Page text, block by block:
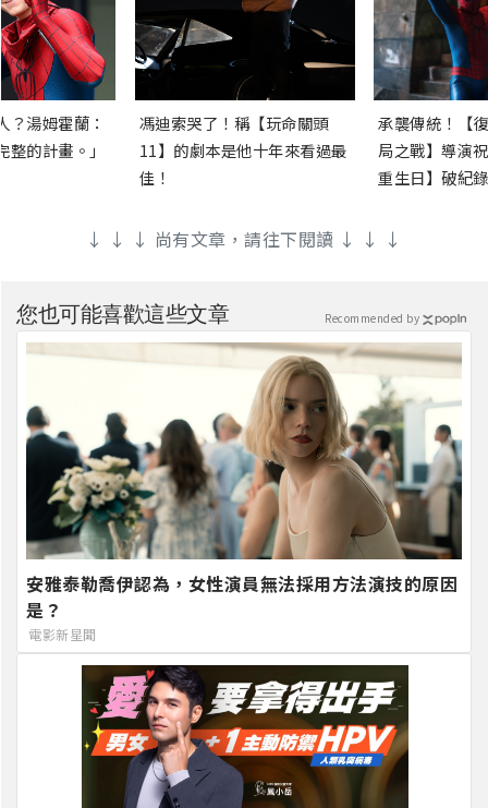
？湯姆霍蘭：
的計畫。」
馮迪索哭了！稱【玩命關頭
11】的劇本是他十年來看過最
佳！
承襲傳統！【
局之戰】導演
重生日】破紀
↓ ↓ ↓ 尚有文章，請往下閱讀 ↓ ↓ ↓
您也可能喜歡這些文章
安雅泰勒喬伊認為，女性演員無法採用方法演技的原因
是？
電影新星聞
Recommended by